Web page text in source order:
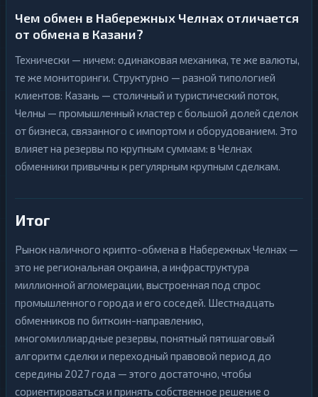
Чем обмен в Набережных Челнах отличается
от обмена в Казани?
Технически — ничем: одинаковая механика, те же валюты,
те же мониторинги. Структурно — разной типологией
клиентов: Казань — столичный и туристический поток,
Челны — промышленный кластер с большой долей сделок
от бизнеса, связанного с импортом и оборудованием. Это
влияет на резервы по крупным суммам: в Челнах
обменники привычны к регулярным крупным сделкам.
Итог
Рынок наличного крипто-обмена в Набережных Челнах —
это не региональная окраина, а инфраструктура
миллионной агломерации, выстроенная под спрос
промышленного города и его соседей. Шестнадцать
обменников по биткоин-направлению,
многомиллиардные резервы, понятный пятишаговый
алгоритм сделки и переходный правовой период до
середины 2027 года — этого достаточно, чтобы
сориентироваться и принять собственное решение о